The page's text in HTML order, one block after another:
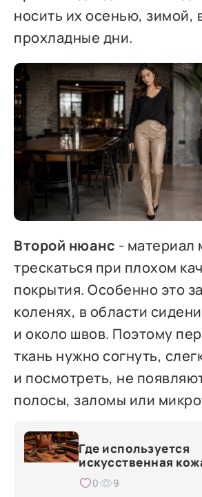
носить их осенью, зимой,
прохладные дни.
Второй нюанс - материал
трескаться при плохом
покрытия. Особенно это
коленях, в области
и около швов. Поэтому
ткань нужно согнуть,
и посмотреть, не
полосы, заломы или
Где используется
искусственная
0 9